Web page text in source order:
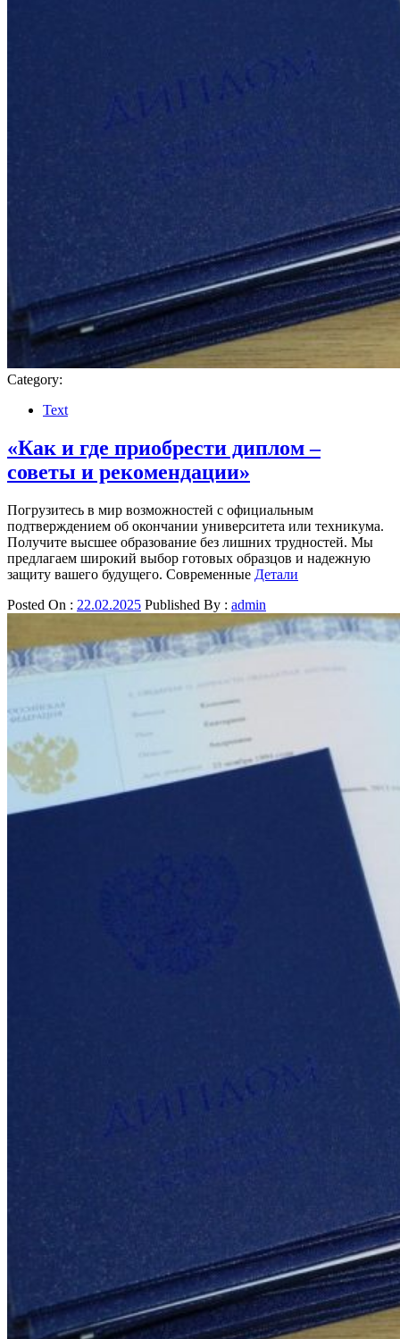
Category:
Text
«Как и где приобрести диплом –
советы и рекомендации»
Погрузитесь в мир возможностей с официальным
подтверждением об окончании университета или техникума.
Получите высшее образование без лишних трудностей. Мы
предлагаем широкий выбор готовых образцов и надежную
защиту вашего будущего. Современные Детали
Posted On : 22.02.2025 Published By : admin